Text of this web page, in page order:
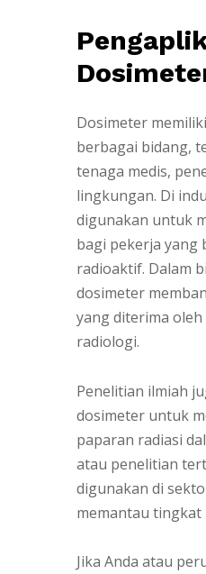
Dosimeter
berbagai bidang,
tenaga medis,
lingkungan. Di
digunakan untuk
bagi pekerja yang
radioaktif. Dalam
dosimeter
yang diterima
radiologi.
Penelitian ilmiah
dosimeter untuk
paparan radiasi
atau penelitian
digunakan di
memantau tingkat
Jika Anda atau